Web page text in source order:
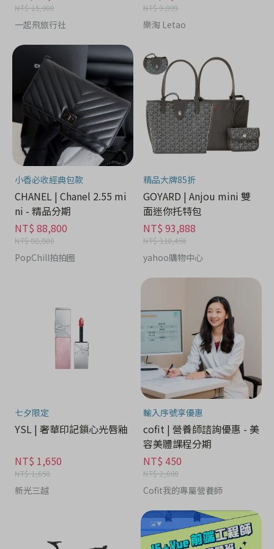
NT$ 15,000
一起飛旅行社
NT$ 9,999
樂淘 Letao
小香必收經典包款
CHANEL | Chanel 2.55 mi
ni - 精品分期
NT$ 88,800
NT$ 88,800
PopChill拍拍圈
精品大牌85折
GOYARD | Anjou mini 雙
面迷你托特包
NT$ 93,888
NT$ 110,456
yahoo購物中心
七夕限定
YSL | 奢華印記鎖心光唇釉
NT$ 1,650
NT$ 1,650
新光三越
輸入序號享優惠
cofit | 營養師諮詢優惠 - 美
容美體課程分期
NT$ 450
NT$ 2,000
Cofit我的專屬營養師